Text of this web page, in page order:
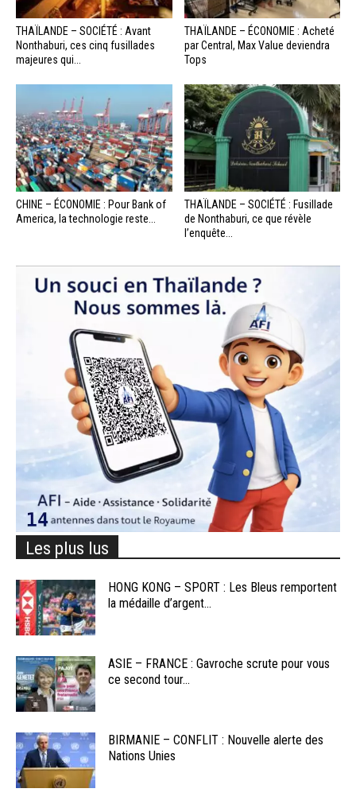
THAÏLANDE – SOCIÉTÉ : Avant
Nonthaburi, ces cinq fusillades
majeures qui...
THAÏLANDE – ÉCONOMIE : Acheté
par Central, Max Value deviendra
Tops
CHINE – ÉCONOMIE : Pour Bank of
America, la technologie reste...
THAÏLANDE – SOCIÉTÉ : Fusillade
de Nonthaburi, ce que révèle
l’enquête...
Les plus lus
HONG KONG – SPORT : Les Bleus remportent
la médaille d’argent...
ASIE – FRANCE : Gavroche scrute pour vous
ce second tour...
BIRMANIE – CONFLIT : Nouvelle alerte des
Nations Unies